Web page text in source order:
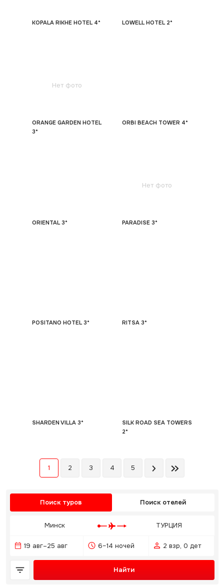
KOPALA RIKHE HOTEL 4* LOWELL HOTEL 2*
Нет фото
ORANGE GARDEN HOTEL
3*
ORBI BEACH TOWER 4*
ORIENTAL 3*
Нет фото
PARADISE 3*
POSITANO HOTEL 3* RITSA 3*
SHARDEN VILLA 3*
SILK ROAD SEA TOWERS
2*
1 2 3 4 5
Поиск туров Поиск отелей
Минск ТУРЦИЯ
19 авг–25 авг 6–14 ночей 2 взр, 0 дет
Найти